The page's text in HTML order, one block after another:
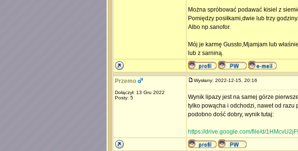
Można spróbować podawać kisiel z
Pomiędzy posiłkami,dwie lub trzy godziny.
Albo np.sanofor.
Mój je karmę Gussto,Mjamjam lub
lub z sarniną.
Przemo
Dołączył: 13 Gru 2022
Posty: 5
Wysłany: 2022-12-15, 20:16
Wynik lipazy jest na samej górze
tylko powącha i odchodzi, nawet od razu
podobno dość dobry, wynik tutaj:
https://drive.google.com/file/d/